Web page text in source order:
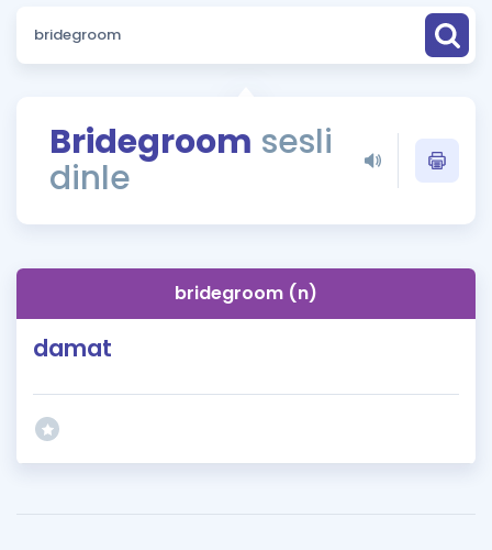
Puan Hesaplama
ÖSYM Sınav Takvimi
Kampanyalar
İngilizce Gramer
Bridegroom sesli
dinle
bridegroom (n)
damat